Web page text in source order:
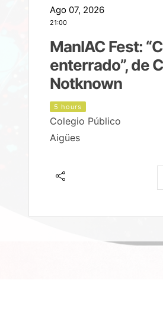
Ago 07, 2026
21:00
ManIAC Fest:
enterrado”, de
Notknown
5 hours
Colegio Público
Aigües